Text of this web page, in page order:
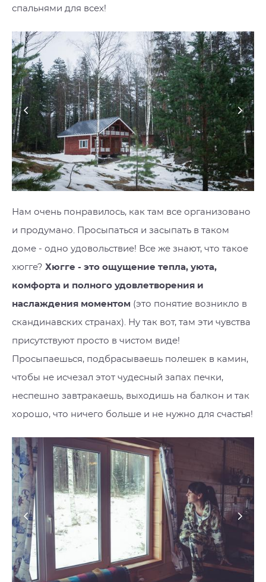
спальнями для всех!
Нам очень понравилось, как там все организовано
и продумано. Просыпаться и засыпать в таком
доме - одно удовольствие! Все же знают, что такое
хюгге? Хюгге - это ощущение тепла, уюта,
комфорта и полного удовлетворения и
наслаждения моментом (это понятие возникло в
скандинавских странах). Ну так вот, там эти чувства
присутствуют просто в чистом виде!
Просыпаешься, подбрасываешь полешек в камин,
чтобы не исчезал этот чудесный запах печки,
неспешно завтракаешь, выходишь на балкон и так
хорошо, что ничего больше и не нужно для счастья!